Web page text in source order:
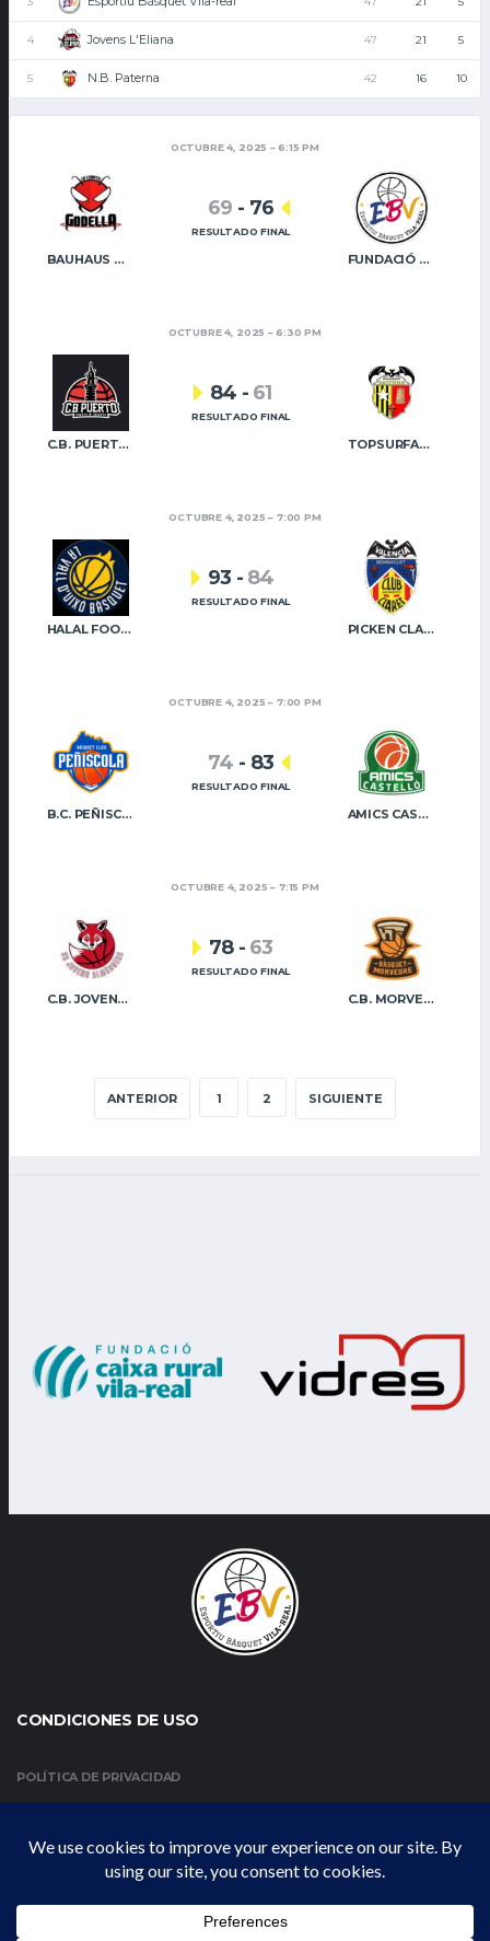
4 Jovens L'Eliana 47 21 5
5 N.B. Paterna 42 16 10
OCTUBRE 4, 2025 6:15 PM
BAUHAUS GODELLA FUNDACIÓ CAIXA RURAL VILA-REAL
69 - 76
RESULTADO FINAL
OCTUBRE 4, 2025 6:30 PM
C.B. PUERTO SAGUNTO TOPSURFACE NB PATERNA
84 - 61
RESULTADO FINAL
OCTUBRE 4, 2025 7:00 PM
HALAL FOOD QUALITY UIXÓ BÀSQUET PICKEN CLARET
93 - 84
RESULTADO FINAL
OCTUBRE 4, 2025 7:00 PM
B.C. PEÑISCOLA AMICS CASTELLÓ B
74 - 83
RESULTADO FINAL
OCTUBRE 4, 2025 7:15 PM
C.B. JOVENS ALMÀSSERA C.B. MORVEDRE
78 - 63
RESULTADO FINAL
ANTERIOR 1 2 SIGUIENTE
CONDICIONES DE USO
POLÍTICA DE PRIVACIDAD
POLÍTICA DE COOKIES